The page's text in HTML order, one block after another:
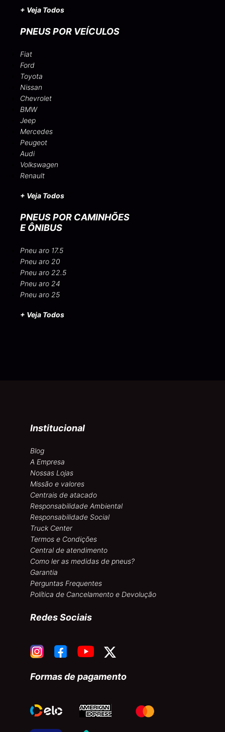
+ Veja Todos
PNEUS POR VEÍCULOS
Fiat
Ford
Toyota
Nissan
Chevrolet
BMW
Jeep
Mercedes
Peugeot
Audi
Volkswagen
Renault
+ Veja Todos
PNEUS POR CAMINHÕES
E ÔNIBUS
Pneu aro 17.5
Pneu aro 20
Pneu aro 22.5
Pneu aro 24
Pneu aro 25
+ Veja Todos
Institucional
Blog
A Empresa
Nossas Lojas
Missão e valores
Centrais de atacado
Responsabilidade Ambiental
Responsabilidade Social
Truck Center
Termos e Condições
Central de atendimento
Como ler as medidas de pneus?
Garantia
Perguntas Frequentes
Política de Cancelamento e Devolução
Redes Sociais
Formas de pagamento